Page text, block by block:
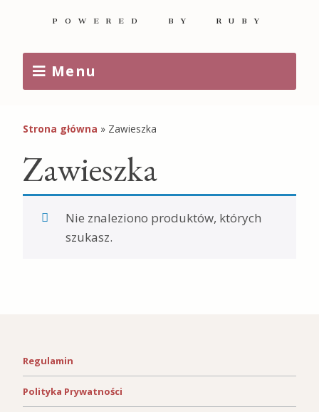
POWERED BY RUBY
Menu
Strona główna » Zawieszka
Zawieszka
Nie znaleziono produktów, których
szukasz.
Regulamin
Polityka Prywatności